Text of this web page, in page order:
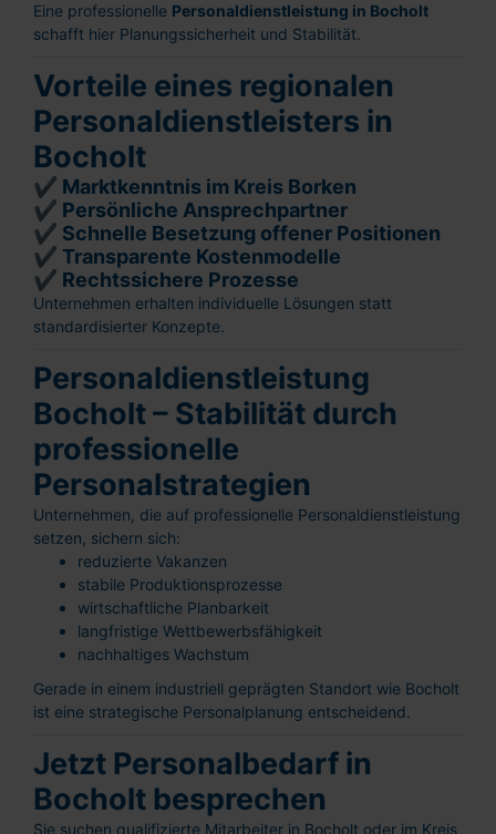
Eine professionelle Personaldienstleistung in Bocholt
schafft hier Planungssicherheit und Stabilität.
Vorteile eines regionalen
Personaldienstleisters in
Bocholt
✔ Marktkenntnis im Kreis Borken
✔ Persönliche Ansprechpartner
✔ Schnelle Besetzung offener Positionen
✔ Transparente Kostenmodelle
✔ Rechtssichere Prozesse
Unternehmen erhalten individuelle Lösungen statt
standardisierter Konzepte.
Personaldienstleistung
Bocholt – Stabilität durch
professionelle
Personalstrategien
Unternehmen, die auf professionelle Personaldienstleistung
setzen, sichern sich:
reduzierte Vakanzen
stabile Produktionsprozesse
wirtschaftliche Planbarkeit
langfristige Wettbewerbsfähigkeit
nachhaltiges Wachstum
Gerade in einem industriell geprägten Standort wie Bocholt
ist eine strategische Personalplanung entscheidend.
Jetzt Personalbedarf in
Bocholt besprechen
Sie suchen qualifizierte Mitarbeiter in Bocholt oder im Kreis
Schnellbewerbung
abschicken!